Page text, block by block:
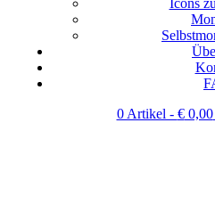
Icons
0 Artikel - €0,00